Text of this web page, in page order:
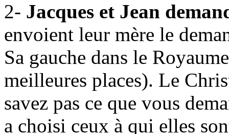
2- Jacques et Jean
envoient leur mère le
Sa gauche dans le
meilleures places). Le
savez pas ce que vous
a choisi ceux à qui elles